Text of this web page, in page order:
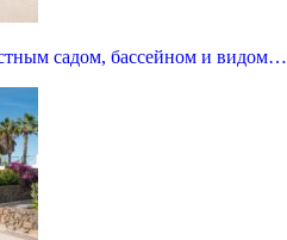
садом, бассейном и видом…